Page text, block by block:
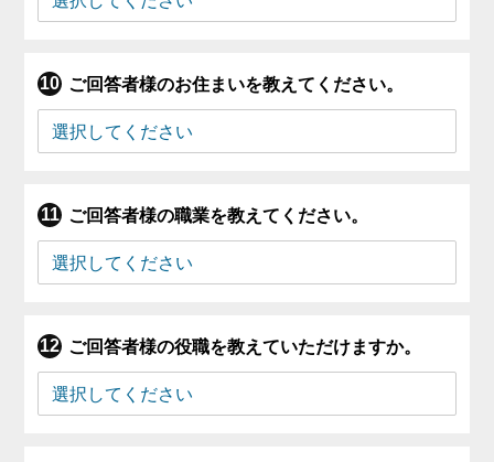
ご回答者様のお住まいを教えてください。
ご回答者様の職業を教えてください。
ご回答者様の役職を教えていただけますか。